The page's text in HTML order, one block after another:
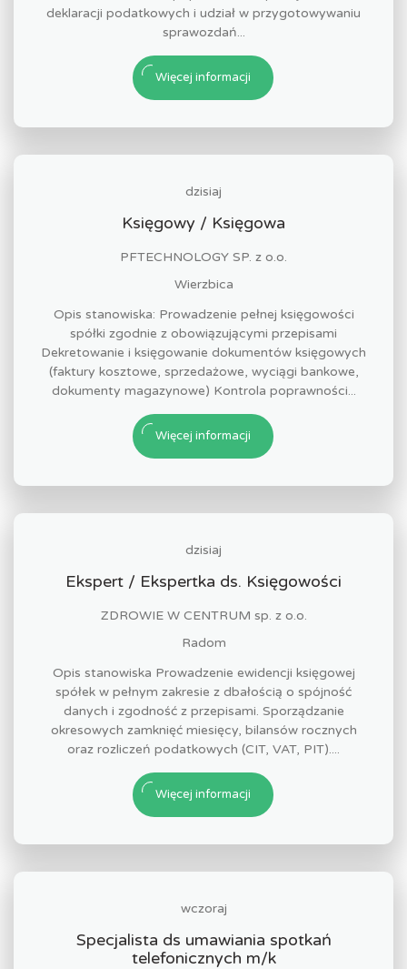
deklaracji podatkowych i udział w przygotowywaniu
sprawozdań...
Więcej informacji
dzisiaj
Księgowy / Księgowa
PFTECHNOLOGY SP. z o.o.
Wierzbica
Opis stanowiska: Prowadzenie pełnej księgowości
spółki zgodnie z obowiązującymi przepisami
Dekretowanie i księgowanie dokumentów księgowych
(faktury kosztowe, sprzedażowe, wyciągi bankowe,
dokumenty magazynowe) Kontrola poprawności...
Więcej informacji
dzisiaj
Ekspert / Ekspertka ds. Księgowości
ZDROWIE W CENTRUM sp. z o.o.
Radom
Opis stanowiska Prowadzenie ewidencji księgowej
spółek w pełnym zakresie z dbałością o spójność
danych i zgodność z przepisami. Sporządzanie
okresowych zamknięć miesięcy, bilansów rocznych
oraz rozliczeń podatkowych (CIT, VAT, PIT)....
Więcej informacji
wczoraj
Specjalista ds umawiania spotkań
telefonicznych m/k